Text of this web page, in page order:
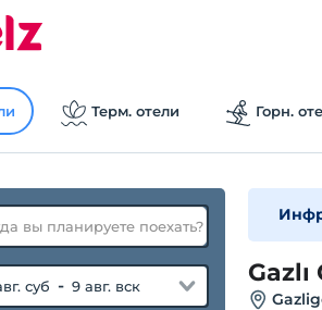
Терм. отели Горн.
суб - 9 авг. вск